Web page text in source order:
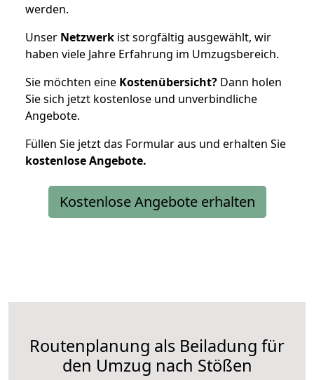
werden.
Unser Netzwerk ist sorgfältig ausgewählt, wir
haben viele Jahre Erfahrung im Umzugsbereich.
Sie möchten eine Kostenübersicht? Dann holen
Sie sich jetzt kostenlose und unverbindliche
Angebote.
Füllen Sie jetzt das Formular aus und erhalten Sie
kostenloseAngebote.
Kostenlose Angebote erhalten
Routenplanung als Beiladung für
den Umzug nach Stößen